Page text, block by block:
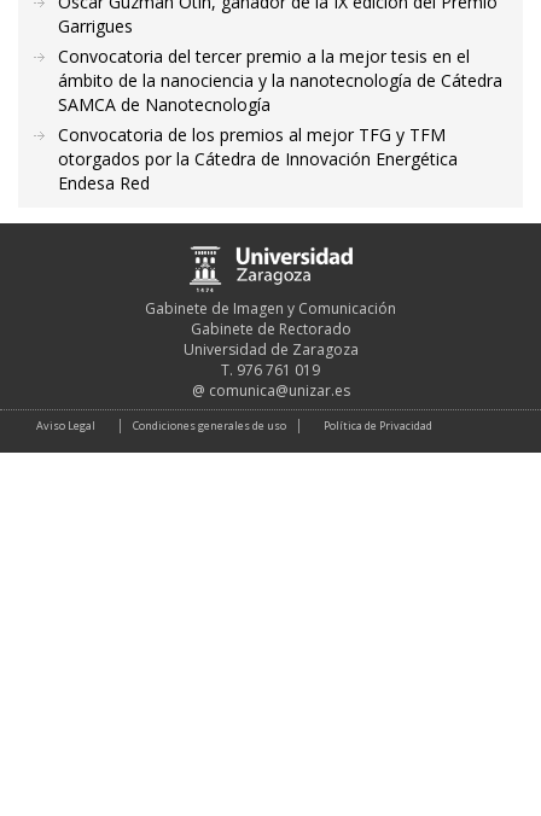
Garrigues
Convocatoria del tercer premio a la mejor tesis en el
ámbito de la nanociencia y la nanotecnología de Cátedra
SAMCA de Nanotecnología
Convocatoria de los premios al mejor TFG y TFM
otorgados por la Cátedra de Innovación Energética
Endesa Red
Gabinete de Imagen y Comunicación
Gabinete de Rectorado
Universidad de Zaragoza
T. 976 761 019
@ comunica@unizar.es
Aviso Legal Condiciones generales de uso Política de Privacidad